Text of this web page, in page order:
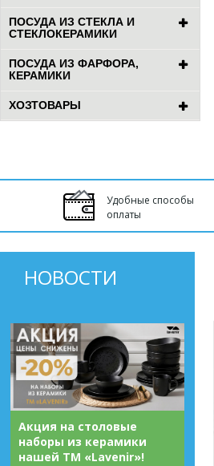
ПОСУДА ИЗ СТЕКЛА И
СТЕКЛОКЕРАМИКИ
ПОСУДА ИЗ ФАРФОРА,
КЕРАМИКИ
ХОЗТОВАРЫ
Удобные способы
оплаты
НОВОСТИ
Акция на столовые
наборы из керамики
нашей ТМ «Lavenir»!